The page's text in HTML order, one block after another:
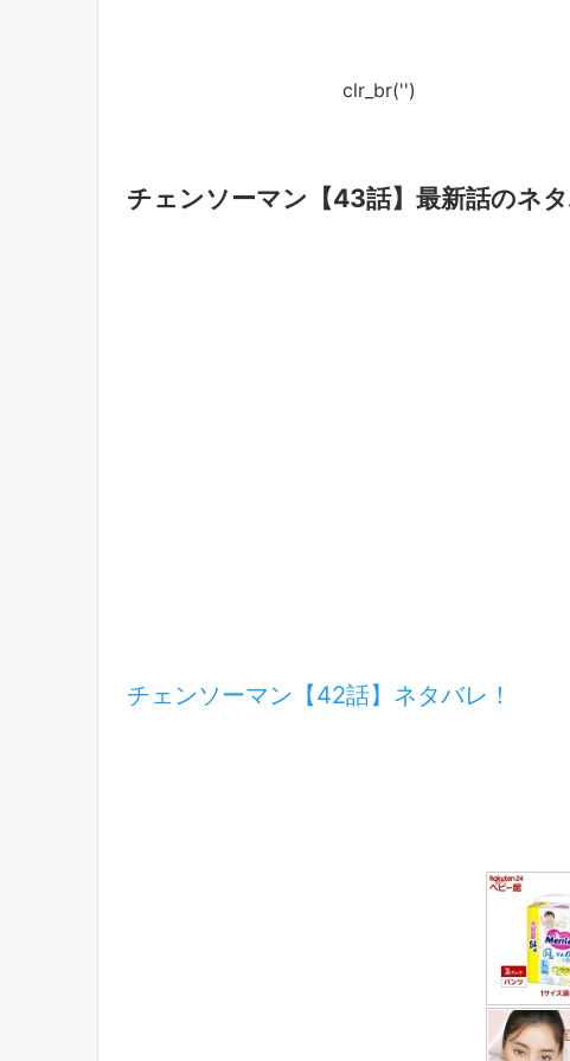
clr_br('')
チェンソーマン【43話】最新話のネ
チェンソーマン【42話】ネタバレ！